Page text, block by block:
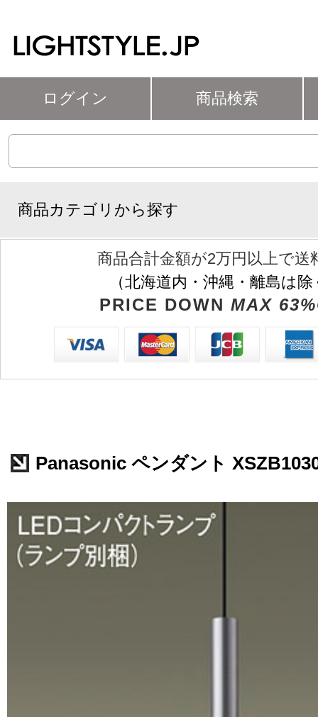
ログイン 商品検索
商品カテゴリから探す
商品合計金額が2万円以上で送
（北海道内・沖縄・離島は
PRICE DOWN MAX
Panasonic ペンダント